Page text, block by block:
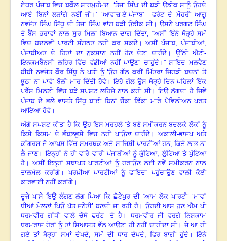
ਏਧਰ ਪੰਜਾਬਵਿਚ ਬਕੌਲ ਸ਼ਾਹਮੁਹੰਮਦ: ‘ਤੇਜਾ ਸਿੰਘ ਦੀ ਬੜੀ ਉਡੀਕ ਸਾਨੂੰ ਉਹਦੇ
ਆਏ ਬਿਨਾਂ ਲੜਾਂਗੇ ਨਈਂ ਜੀ। ’ ‘ਆਵਾਜ਼-ਏ-ਪੰਜਾਬ’ ਫਰੰਟ ਦੇ ਮੋਹਰੀ ਆਗੂ
ਨਵਜੋਤ ਸਿੰਘ ਸਿੱਧੂ ਦੀ ਤੇਜਾ ਸਿੰਘ ਵਾਂਗ ਬੜੀ ਉਡੀਕ ਸੀ। ਉਸਨੇ ਪਰਗਟ ਸਿੰਘ
ਤੇ ਬੈਂਸ ਭਰਾਵਾਂ ਨਾਲ ਸੁਰ ਮਿਲਾ ਬਿਆਨ ਦਾਗ ਦਿੱਤਾ, “ਅਸੀਂ ਇੰਨੇ ਥੋੜ੍ਹੇ ਸਮੇਂ
ਵਿਚ ਬਦਲਵੀਂ ਪਾਰਟੀ ਸੰਗਠਤ ਨਹੀਂ ਕਰ ਸਕਦੇ। ਅਸੀਂ ਪੰਜਾਬ,ਪੰਜਾਬੀਆਂ,
ਪੰਜਾਬੀਅਤ ਦੇ ਹਿਤਾਂ ਦਾ ਨੁਕਸਾਨ ਨਹੀਂ ਹੋਣ ਦੇਣਾ ਚਾਹੁੰਦੇ। ਉੱਠੀ ਐਂਟੀ-
ਇਨਕਮਬੈਨਸੀ ਲਹਿਰ ਵਿੱਚ ਵੰਡੀਆਂ ਨਹੀਂ ਪਾਉਣਾ ਚਾਹੁੰਦੇ।” ਸ਼ਾਇਦ ਮਲਵੈਣ
ਬੀਬੀ ਨਵਜੋਤ ਕੌਰ ਸਿੱਧੂ ਨੇ ਪਤੀ ਨੂੰ‘ਉਹ ਗੱਲ ਕਰੀਂ ਮਿੱਤਰਾ ਜਿਹੜੀ ਬਚਨਾਂ ਤੋਂ
ਝੂਠਾ ਨਾ ਪਾਵੇ’ ਬੋਲੀ ਮਾਰ ਦਿੱਤੀ ਹੋਵੇ। ਇਹੋ ਗੱਲ ਉਸ ਥੋੜ੍ਹੇ ਦਿਨ ਪਹਿਲਾਂ ਇੱਕ
ਪਰੈੱਸ ਮਿਲਣੀ ਵਿੱਚ ਬੜੇ ਸਪਸ਼ਟ ਲਹਿਜੇ ਨਾਲ ਕਹੀ ਸੀ। ਇਉਂ ਲੱਗਦਾ ਹੈ ਜਿਵੇਂ
ਪੰਜਾਬ ਦੇ ਭਲੇ ਵਾਸਤੇ ਸਿੱਧੂ ਬਾਈ ਬਿਨਾਂ ਚੌਕਾ ਛਿੱਕਾ ਮਾਰੇ ਪੈਵਿਲੀਅਨ ਪਰਤ
ਆਇਆ ਹੋਵੇ।
ਅੱਗੇ ਸਪਸ਼ਟ ਕੀਤਾ ਹੈ ਕਿ ਉਹ ਇਸ ਮਰਹਲੇ’ਤੇ ਬਣੇ ਸਮੀਕਰਨ ਬਦਲਕੇ ਲੋਕਾਂ ਨੂੰ
ਕਿਸੇ ਕਿਸਮ ਦੇ ਭੰਬਲ਼ਭੂਸੇ ਵਿਚ ਨਹੀਂ ਪਾਉਣਾ ਚਾਹੁੰਦੇ। ਅਕਾਲੀ-ਭਾਜਪ ਅਤੇ
ਕਾਂਗਰਸ ਜੋ ਆਪਸ ਵਿੱਚ ਸਮਰਥਕ ਅਤੇ ਸਾਜਿਸ਼ੀ ਪਾਰਟੀਆਂ ਹਨ, ਕਿਤੇ ਲਾਭ ਨਾ
ਲੈ ਜਾਣ। ਇਨ੍ਹਾਂ ਨੇ ਹੀ ਵਾਰੋ ਵਾਰੀ ਪੰਜਾਬੀਆਂ ਨੂੰ ਕੁੱਟਿਆ, ਲੁੱਟਿਆ ਤੇ ਪੁੱਟਿਆ
ਹੈ। ਅਸੀਂ ਇਨ੍ਹਾਂ ਸਥਾਪਤ ਪਾਰਟੀਆਂ ਨੂੰ ਹਰਾਉਣ ਲਈ ਨਵੇਂ ਸਮੀਕਰਨ ਨਾਲ
ਤਾਲਮੇਲ ਕਰਾਂਗੇ। ਪਰਖ਼ੀਆ ਪਾਰਟੀਆਂ ਨੂੰ ਫਾਇਦਾ ਪਹੁੰਚਾਉਣ ਵਾਲੀ ਕੋਈ
ਕਾਰਵਾਈ ਨਹੀਂ ਕਰਾਂਗੇ।
ਦੂਜੇ ਪਾਸੇ ਇਉਂ ਲੱਗਣ ਲੱਗ ਪਿਆ ਕਿ ਛੋਟੇਪੁਰ ਦੀ ‘ਆਮ ਲੋਕ ਪਾਰਟੀ’ ‘ਮਾਵਾਂ
ਧੀਆਂ ਮੇਲਣਾਂ ਪਿਉ ਪੁੱਤ ਜਨੇਤੀ’ਬਣਦੀ ਜਾ ਰਹੀ ਹੈ। ਉਹਦੀ ਆਸ ਹੁਣ ਐੱਮ ਪੀ
ਧਰਮਵੀਰ ਗਾਂਧੀ ਵਾਲੇ ਚੌਥੇ ਫਰੰਟ ’ਤੇ ਹੈ। ਧਰਮਵੀਰ ਜੀ ਵਰਗੇ ਨਿਸ਼ਕਾਮ
ਧਰਮਰਾਜ ਹੋਰਾਂ ਨੂੰ ਤਾਂ ਸਿਆਸਤ ਵੱਲ ਆਉਣਾ ਹੀ ਨਹੀਂ ਚਾਹੀਦਾ ਸੀ। ਜੇ ਆ ਹੀ
ਗਏ ਤਾਂ ਥੋੜ੍ਹਾ ਸਮਾਂ ਦੇਖਦੇ,ਸਮੇਂ ਦੀ ਧਾਰ ਦੇਖਦੇ, ਫਿਰ ਬਾਗੀ ਹੁੰਦੇ। ਇੰਨੇ